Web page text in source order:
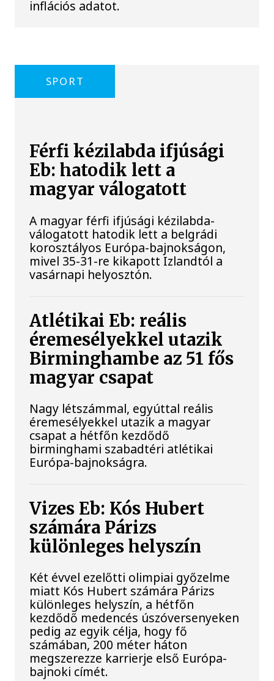
inflációs adatot.
SPORT
Férfi kézilabda ifjúsági
Eb: hatodik lett a
magyar válogatott
A magyar férfi ifjúsági kézilabda-
válogatott hatodik lett a belgrádi
korosztályos Európa-bajnokságon,
mivel 35-31-re kikapott Izlandtól a
vasárnapi helyosztón.
Atlétikai Eb: reális
éremesélyekkel utazik
Birminghambe az 51 fős
magyar csapat
Nagy létszámmal, egyúttal reális
éremesélyekkel utazik a magyar
csapat a hétfőn kezdődő
birminghami szabadtéri atlétikai
Európa-bajnokságra.
Vizes Eb: Kós Hubert
számára Párizs
különleges helyszín
Két évvel ezelőtti olimpiai győzelme
miatt Kós Hubert számára Párizs
különleges helyszín, a hétfőn
kezdődő medencés úszóversenyeken
pedig az egyik célja, hogy fő
számában, 200 méter háton
megszerezze karrierje első Európa-
bajnoki címét.